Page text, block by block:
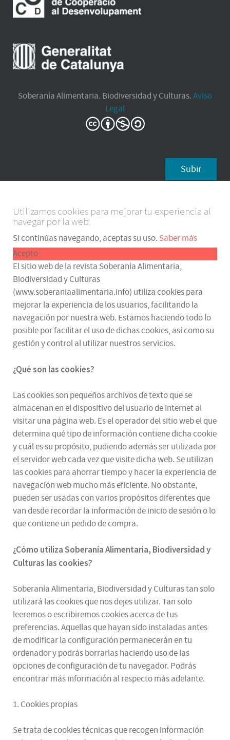
Soberanía Alimentaria. Biodiversidad y Culturas.Aviso
Legal
Subir
Utilizamos cookies para mejorar tu experiencia al
navegar por la web.
Si continúas navegando, aceptas su uso. Saber más
Acepto
El sitio web de la revista Soberanía Alimentaria,
Biodiversidad y Culturas
(www.soberaniaalimentaria.info) utiliza cookies para
mejorar la experiencia de los usuarios, facilitando la
navegación por nuestra web. Estamos haciendo todo lo
posible por facilitar el uso de dichas cookies, así como su
gestión y control al utilizar nuestros servicios.
¿Qué son las cookies?
Las cookies son pequeños archivos de texto que se
almacenan en el dispositivo del usuario de Internet al
visitar una página web. Es el operador del sitio web el que
determina qué tipo de información contiene dicha cookie
y cuál es su propósito, pudiendo además ser utilizada por
el servidor web cada vez que visite dicha web. Se utilizan
las cookies para ahorrar tiempo y hacer la experiencia de
navegación web mucho más eficiente. No obstante,
pueden ser usadas con varios propósitos diferentes que
van desde recordar la información de inicio de sesión o lo
que contiene un pedido de compra.
¿Cómo utilizaSoberanía Alimentaria, Biodiversidad y
Culturas las cookies?
Soberanía Alimentaria, Biodiversidad y Culturas tan solo
utilizará las cookies que nos dejes utilizar. Tan solo
leeremos o escribiremos cookies acerca de tus
preferencias. Aquellas que hayan sido instaladas antes
de modificar la configuración permanecerán en tu
ordenador y podrás borrarlas haciendo uso de las
opciones de configuración de tu navegador. Podrás
encontrar más información al respecto más adelante.
1. Cookies propias
Se trata de cookies técnicas que recogen información